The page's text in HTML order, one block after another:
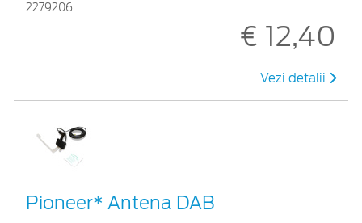
2279206
€ 12,40
Vezi detalii
Pioneer* Antena DAB